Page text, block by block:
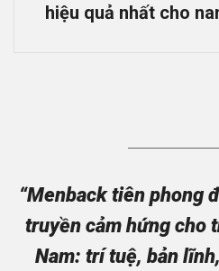
hiệu quả nhất cho
“Menback tiên phong
truyền cảm hứng cho
Nam: trí tuệ, bản